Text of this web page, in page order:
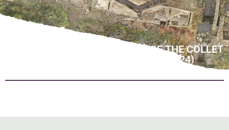
PHOTOGRAMMETRIC SURVEY OF THE COLLET
ARCHAEOLOGICAL SITE (10/2024)